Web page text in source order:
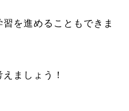
を進めることもできま
ましょう！